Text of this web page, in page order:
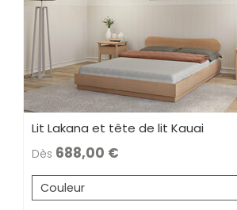
Lit Lakana et tête de lit Kauai
Dès 688,00
Couleur